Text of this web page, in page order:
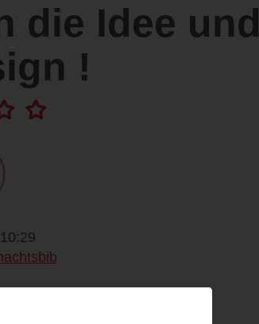
die Idee und
!